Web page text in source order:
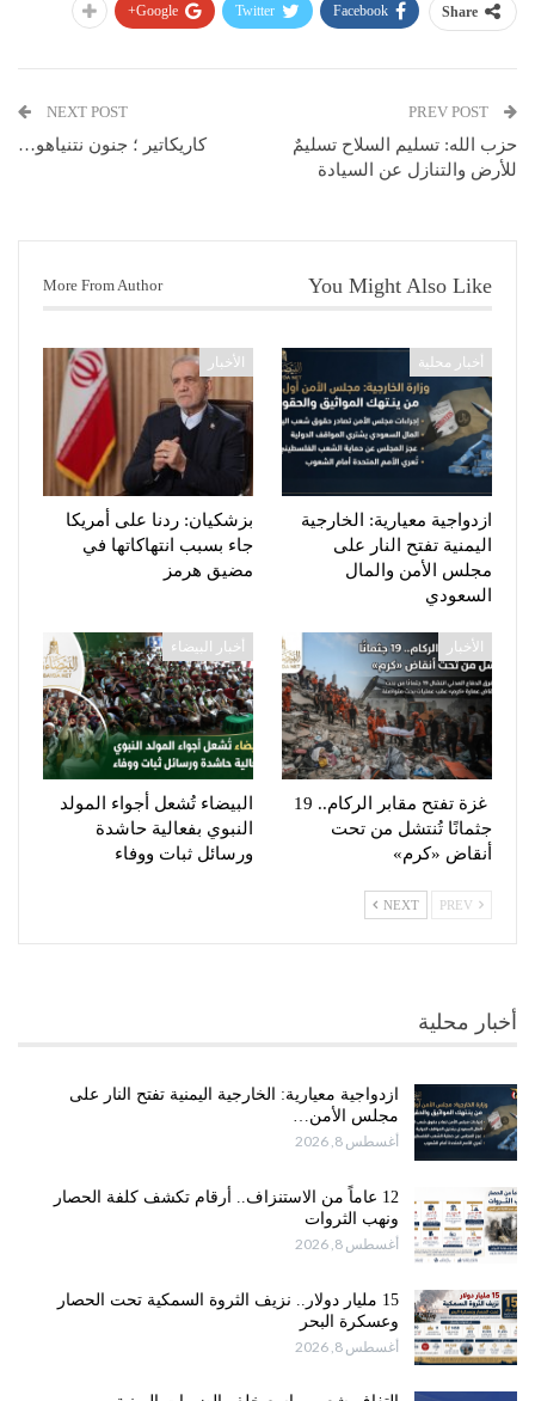
Share
Facebook
Twitter
Google+
حزب الله: تسليم السلاح تسليمٌ
للأرض والتنازل عن السيادة
NEXT POST
کاریکاتیر ؛ جنون نتنياهو…
You Might Also Like
More From Author
أخبار محلية
ازدواجية معيارية: الخارجية
اليمنية تفتح النار على
مجلس الأمن والمال
السعودي
الأخبار
بزشكيان: ردنا على أمريكا
جاء بسبب انتهاكاتها في
مضيق هرمز
الأخبار
غزة تفتح مقابر الركام.. 19
جثمانًا تُنتشل من تحت
أنقاض «كرم»
أخبار البيضاء
البيضاء تُشعل أجواء المولد
النبوي بفعالية حاشدة
ورسائل ثبات ووفاء
NEXT
أخبار محلية
ازدواجية معيارية: الخارجية اليمنية تفتح النار على
مجلس الأمن…
أغسطس 8, 2026
12 عاماً من الاستنزاف.. أرقام تكشف كلفة الحصار
ونهب الثروات
أغسطس 8, 2026
15 مليار دولار.. نزيف الثروة السمكية تحت الحصار
وعسكرة البحر
أغسطس 8, 2026